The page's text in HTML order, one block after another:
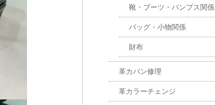
靴・ブーツ・パンプス関係
バッグ・小物関係
財布
革カバン修理
革カラーチェンジ